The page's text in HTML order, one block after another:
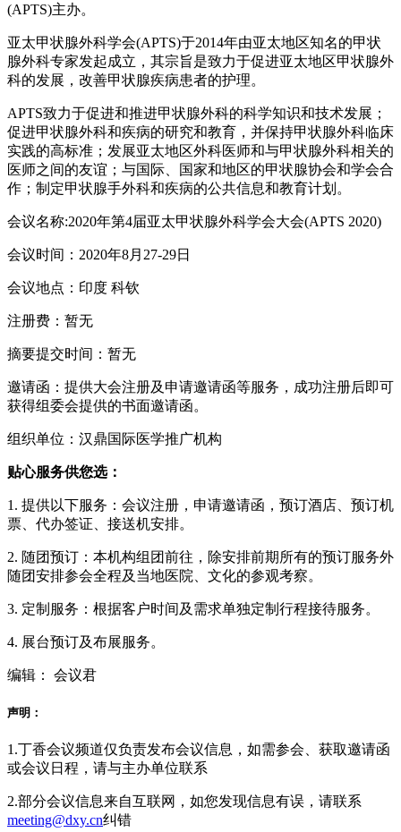
(APTS)主办。
亚太甲状腺外科学会(APTS)于2014年由亚太地区知名的甲状
腺外科专家发起成立，其宗旨是致力于促进亚太地区甲状腺外
科的发展，改善甲状腺疾病患者的护理。
APTS致力于促进和推进甲状腺外科的科学知识和技术发展；
促进甲状腺外科和疾病的研究和教育，并保持甲状腺外科临床
实践的高标准；发展亚太地区外科医师和与甲状腺外科相关的
医师之间的友谊；与国际、国家和地区的甲状腺协会和学会合
作；制定甲状腺手外科和疾病的公共信息和教育计划。
会议名称:2020年第4届亚太甲状腺外科学会大会(APTS 2020)
会议时间：2020年8月27-29日
会议地点：印度 科钦
注册费：暂无
摘要提交时间：暂无
邀请函：提供大会注册及申请邀请函等服务，成功注册后即可
获得组委会提供的书面邀请函。
组织单位：汉鼎国际医学推广机构
贴心服务供您选：
1. 提供以下服务：会议注册，申请邀请函，预订酒店、预订机
票、代办签证、接送机安排。
2. 随团预订：本机构组团前往，除安排前期所有的预订服务外
随团安排参会全程及当地医院、文化的参观考察。
3. 定制服务：根据客户时间及需求单独定制行程接待服务。
4. 展台预订及布展服务。
编辑： 会议君
声明：
1.丁香会议频道仅负责发布会议信息，如需参会、获取邀请函
或会议日程，请与主办单位联系
2.部分会议信息来自互联网，如您发现信息有误，请联系
meeting@dxy.cn纠错